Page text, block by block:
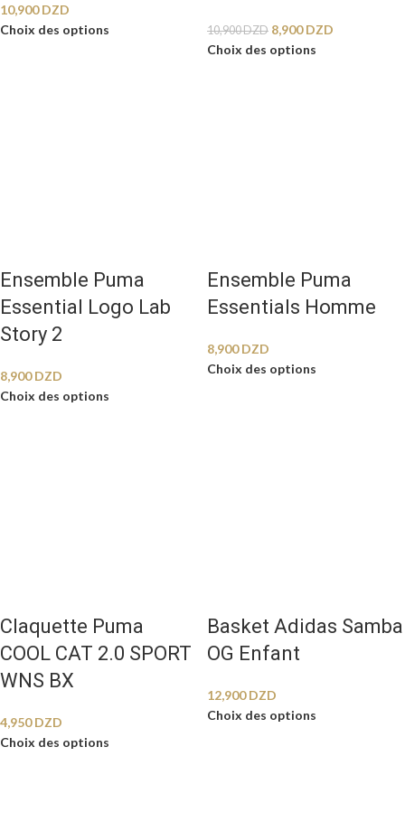
10,900DZD
Choix des options
10,900DZD 8,900DZD
Choix des options
Ensemble Puma
Essential Logo Lab
Story 2
8,900DZD
Choix des options
Ensemble Puma
Essentials Homme
8,900DZD
Choix des options
Claquette Puma
COOL CAT 2.0 SPORT
WNS BX
4,950DZD
Choix des options
Basket Adidas Samba
OG Enfant
12,900DZD
Choix des options